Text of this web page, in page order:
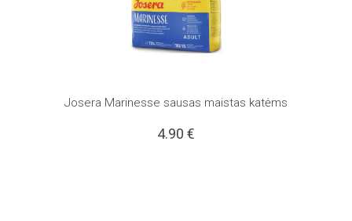
Josera Marinesse sausas maistas katėms
4.90 €